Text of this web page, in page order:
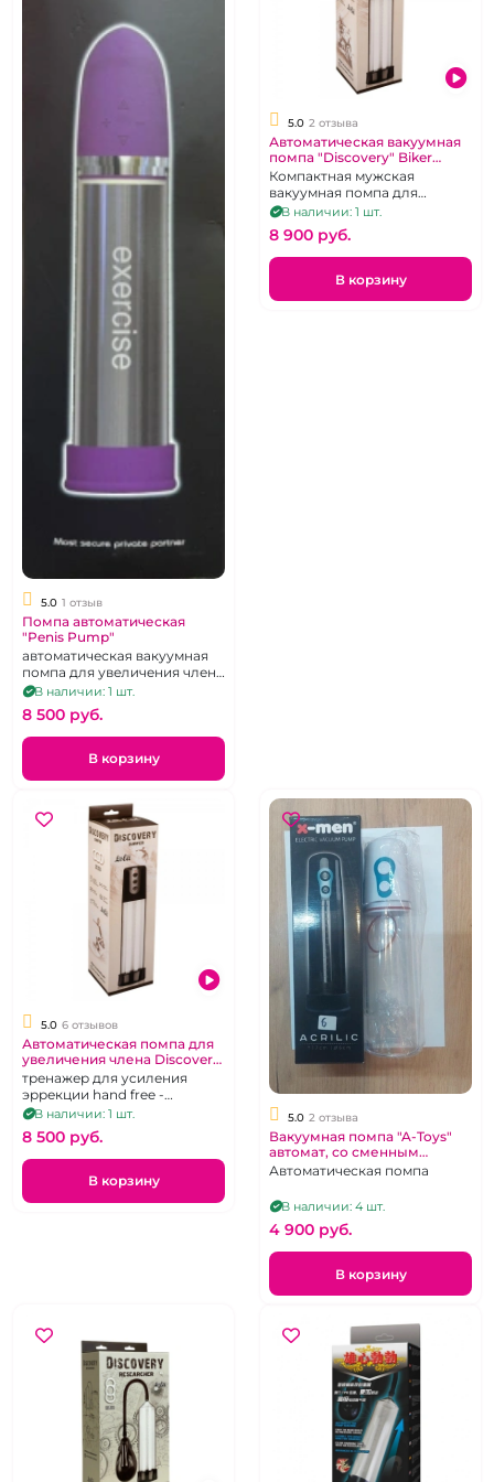
5.0 1 отзыв
Помпа автоматическая
"Penis Pump"
автоматическая вакуумная
помпа для увеличения члена
перезаряжаемая
В наличии: 1 шт.
8 500 pуб.
В корзину
5.0 2 отзыва
Автоматическая вакуумная
помпа "Discovery" Biker
перезаряжаемая
Компактная мужская
вакуумная помпа для
увеличения и эрекции члена
В наличии: 1 шт.
8 900 pуб.
В корзину
5.0 6 отзывов
Автоматическая помпа для
увеличения члена Discovery
"Surfer"
тренажер для усиления
эррекции hand free -
свободные руки
В наличии: 1 шт.
8 500 pуб.
В корзину
5.0 2 отзыва
Вакуумная помпа "A-Toys"
автомат, со сменным
уплотнителем
Автоматическая помпа
В наличии: 4 шт.
4 900 pуб.
В корзину